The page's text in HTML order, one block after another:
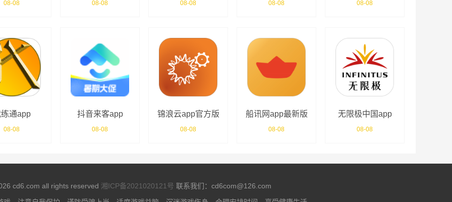
08-08
MyCadillac
08-08 08-08 08-08 08-08
通app
08-08
抖音来客app
08-08
锦浪云app官方版
08-08
船讯网app最新版
08-08
无限极中国app
08-08
cd6.com all rights reserved 湘ICP备2021020121号 联系我们：cd6com@126.com